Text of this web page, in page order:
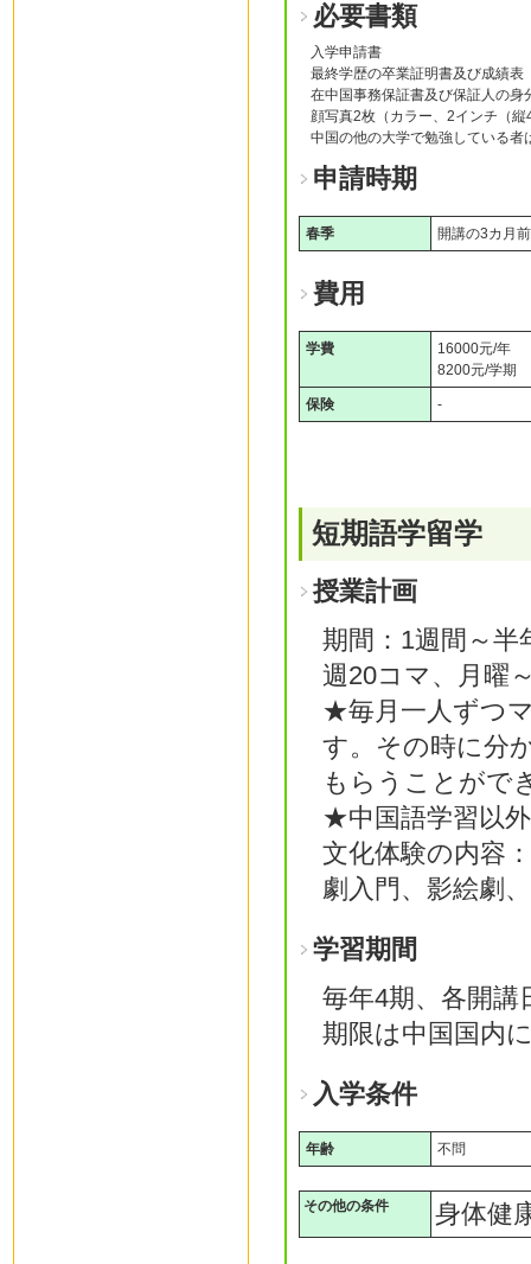
必要書類
入学申請書
最終学歴の卒業証明書及び成績表
在中国事務保証書及び保証人の身
顔写真2枚（カラー、2インチ（縦
中国の他の大学で勉強している
申請時期
春季 開講の3カ月前
費用
学費
16000元/年
8200元/学期
保険 -
短期語学留学
授業計画
期間：1週間～半
週20コマ、月曜
★毎月一人ずつ
す。その時に分
もらうことがで
★中国語学習以
文化体験の内容
劇入門、影絵劇
学習期間
毎年4期、各開講
期限は中国国内
入学条件
年齢 不問
その他の条件 身体健